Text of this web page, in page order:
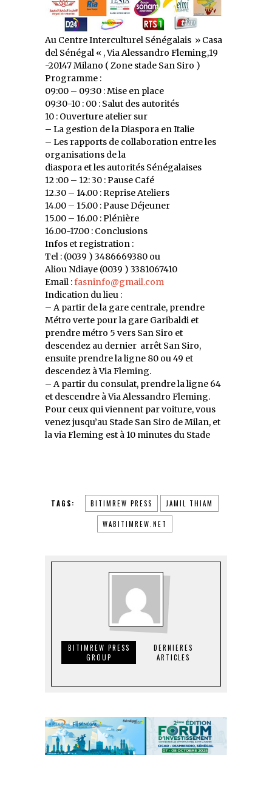
Au Centre Interculturel Sénégalais » Casa
del Sénégal « , Via Alessandro Fleming,19
-20147 Milano ( Zone stade San Siro )
Programme :
09:00 – 09:30 : Mise en place
09:30-10 : 00 : Salut des autorités
10 : Ouverture atelier sur
– La gestion de la Diaspora en Italie
– Les rapports de collaboration entre les
organisations de la
diaspora et les autorités Sénégalaises
12 :00 – 12: 30 : Pause Café
12.30 – 14.00 : Reprise Ateliers
14.00 – 15.00 : Pause Déjeuner
15.00 – 16.00 : Plénière
16.00-17.00 : Conclusions
Infos et registration :
Tel : (0039 ) 3486669380 ou
Aliou Ndiaye (0039 ) 3381067410
Email :fasninfo@gmail.com
Indication du lieu :
– A partir de la gare centrale, prendre
Métro verte pour la gare Garibaldi et
prendre métro 5 vers San Siro et
descendez au dernier arrêt San Siro,
ensuite prendre la ligne 80 ou 49 et
descendez à Via Fleming.
– A partir du consulat, prendre la ligne 64
et descendre à Via Alessandro Fleming.
Pour ceux qui viennent par voiture, vous
venez jusqu’au Stade San Siro de Milan, et
la via Fleming est à 10 minutes du Stade
TAGS: BITIMREW PRESS JAMIL THIAM
WABITIMREW.NET
BITIMREW PRESS
GROUP
DERNIERES
ARTICLES